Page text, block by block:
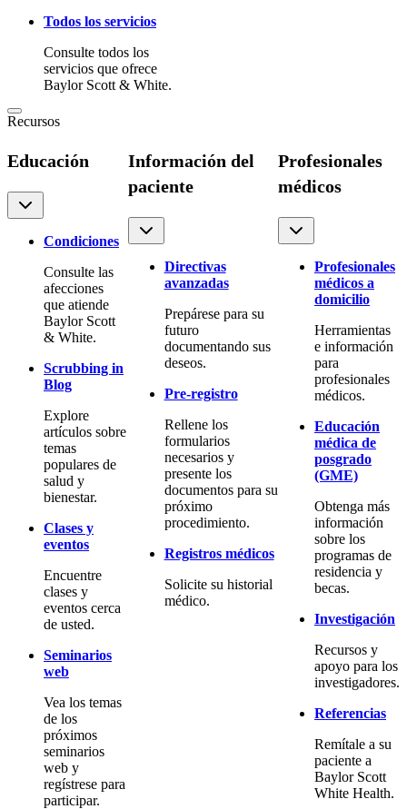
Todos los servicios
Consulte todos los
servicios que ofrece
Baylor Scott & White.
Recursos
Educación
Condiciones
Consulte las
afecciones
que atiende
Baylor Scott
& White.
Scrubbing in
Blog
Explore
artículos sobre
temas
populares de
salud y
bienestar.
Clases y
eventos
Encuentre
clases y
eventos cerca
de usted.
Seminarios
web
Vea los temas
de los
próximos
seminarios
web y
regístrese para
participar.
Información del
paciente
Directivas
avanzadas
Prepárese para su
futuro
documentando sus
deseos.
Pre-registro
Rellene los
formularios
necesarios y
presente los
documentos para su
próximo
procedimiento.
Registros médicos
Solicite su historial
médico.
Profesionales
médicos
Profesionales
médicos a
domicilio
Herramientas
e información
para
profesionales
médicos.
Educación
médica de
posgrado
(GME)
Obtenga más
información
sobre los
programas de
residencia y
becas.
Investigación
Recursos y
apoyo para los
investigadores.
Referencias
Remítale a su
paciente a
Baylor Scott
White Health.